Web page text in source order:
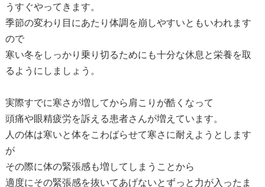
うすぐやってきます。
季節の変わり目にあたり体調を崩しやすいともいわれます
ので
寒い冬をしっかり乗り切るためにも十分な休息と栄養を取
るようにしましょう。
実際すでに寒さが増してから肩こりが酷くなって
頭痛や眼精疲労を訴える患者さんが増えています。
人の体は寒いと体をこわばらせて寒さに耐えようとします
が
その際に体の緊張感も増してしまうことから
適度にその緊張感を抜いてあげないとずっと力が入ったま